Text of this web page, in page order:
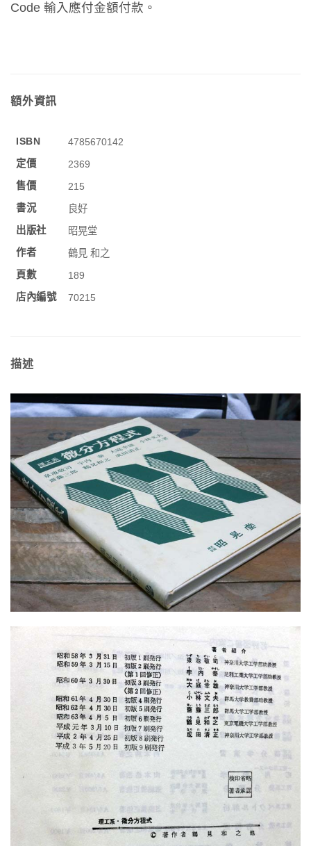
Code 輸入應付金額付款。
額外資訊
ISBN
4785670142
定價
2369
售價
215
書況
良好
出版社
昭晃堂
作者
鶴見 和之
頁數
189
店內編號
70215
描述